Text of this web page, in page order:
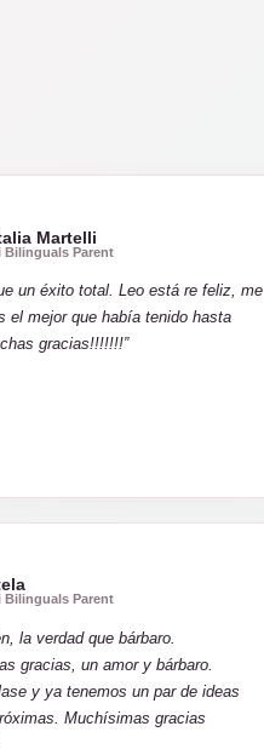
Martelli
Bilinguals Parent
un éxito total. Leo está re feliz, me
el mejor que había tenido hasta
gracias!!!!!!!”
Bilinguals Parent
la verdad que bárbaro.
gracias, un amor y bárbaro.
y ya tenemos un par de ideas
Muchísimas gracias